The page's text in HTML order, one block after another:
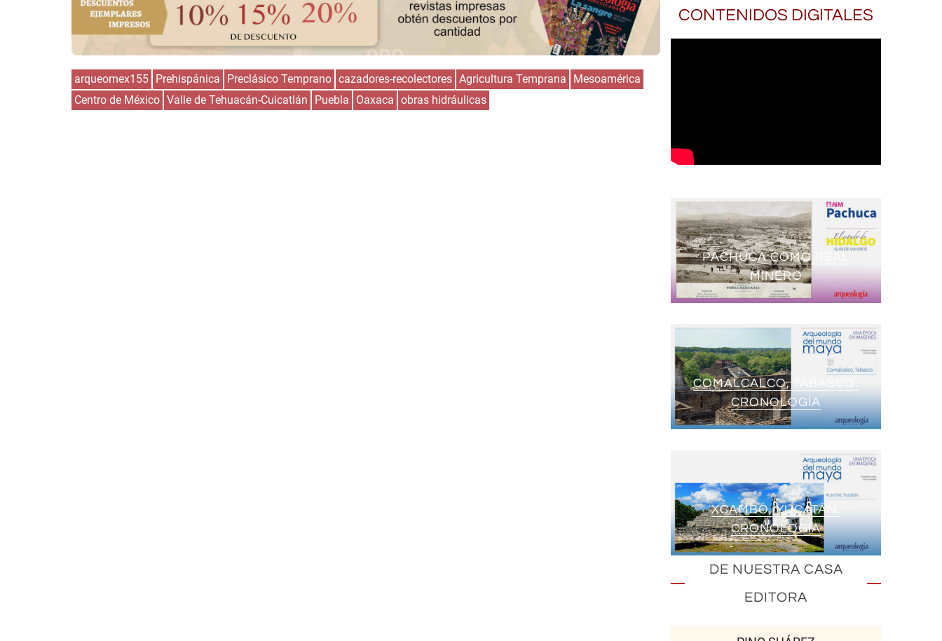
arqueomex155 Prehispánica Preclásico Temprano cazadores-recolectores Agricultura Temprana
Mesoamérica
Centro de México Valle de Tehuacán-Cuicatlán Puebla Oaxaca obras hidráulicas
CONTENIDOS DIGITALES
PACHUCA COMO REAL
MINERO
COMALCALCO, TABASCO.
CRONOLOGÍA
XCAMBÓ, YUCATÁN.
CRONOLOGÍA
DE NUESTRA CASA
EDITORA